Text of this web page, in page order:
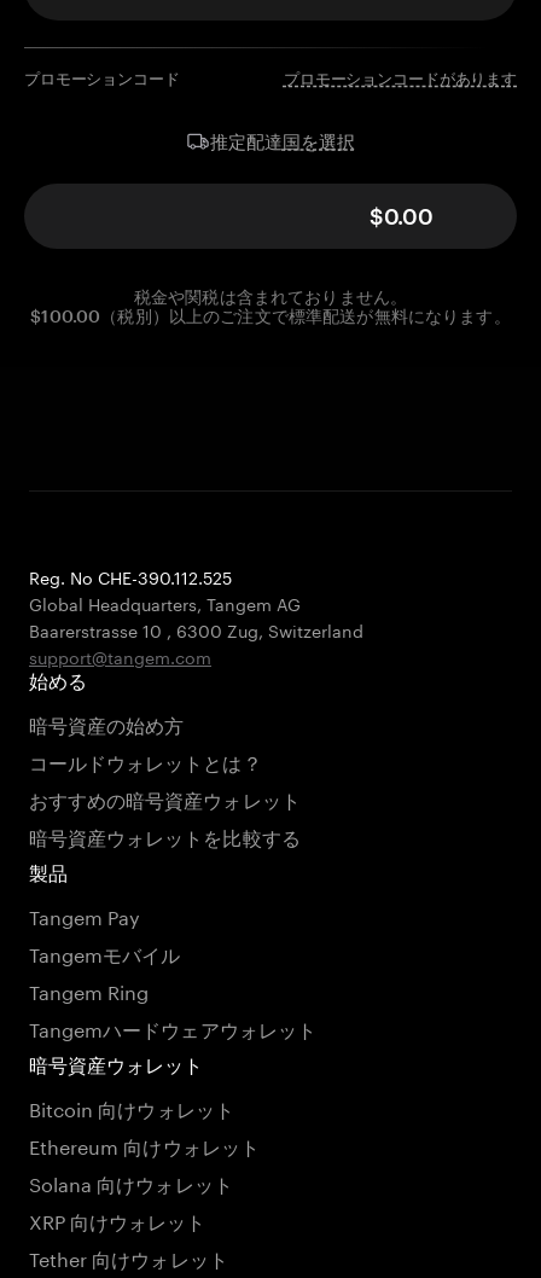
プロモーションコード プロモーションコードがあります
推定配達国を選択
$0.00
税金や関税は含まれておりません。
$100.00（税別）以上のご注文で標準配送が無料になります。
Reg. No CHE-390.112.525
Global Headquarters, Tangem AG
Baarerstrasse 10 , 6300 Zug, Switzerland
support@tangem.com
始める
暗号資産の始め方
コールドウォレットとは？
おすすめの暗号資産ウォレット
暗号資産ウォレットを比較する
製品
Tangem Pay
Tangemモバイル
Tangem Ring
Tangemハードウェアウォレット
暗号資産ウォレット
Bitcoin 向けウォレット
Ethereum 向けウォレット
Solana 向けウォレット
XRP 向けウォレット
Tether 向けウォレット